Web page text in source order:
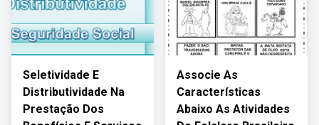
Seletividade E
Distributividade Na
Prestação Dos
Associe As
Características
Abaixo As Atividades